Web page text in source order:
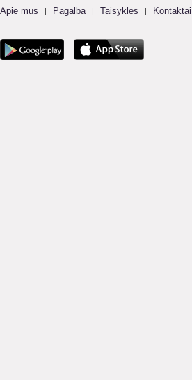
Apie mus | Pagalba | Taisyklės | Kontaktai